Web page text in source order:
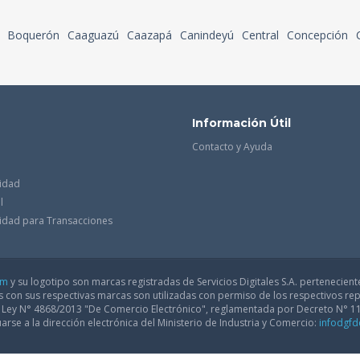
Boquerón Caaguazú Caazapá Canindeyú Central Concepción
para Transacciones
Información Útil
Contacto y Ayuda
y su logotipo son marcas registradas de Servicios Digitales S.A.
sus respectivas marcas son utilizadas con permiso de los respectivos
N° 4868/2013 "De Comercio Electrónico", reglamentada por Decreto N°
a la dirección electrónica del Ministerio de Industria y Comercio: